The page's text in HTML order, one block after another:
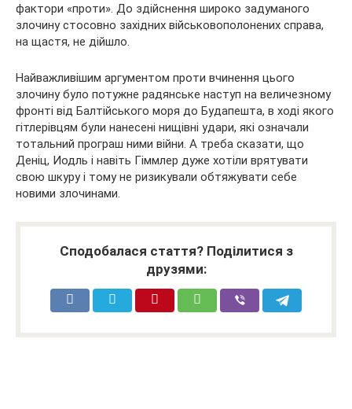
фактори «проти». До здійснення широко задуманого
злочину стосовно західних військовополонених справа,
на щастя, не дійшло.
Найважливішим аргументом проти вчинення цього
злочину було потужне радянське наступ на величезному
фронті від Балтійського моря до Будапешта, в ході якого
гітлерівцям були нанесені нищівні удари, які означали
тотальний програш ними війни. А треба сказати, що
Деніц, Иодль і навіть Гіммлер дуже хотіли врятувати
свою шкуру і тому не ризикували обтяжувати себе
новими злочинами.
Сподобалася стаття? Поділитися з
друзями: